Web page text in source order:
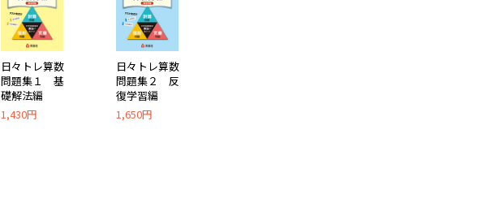
日々トレ算数
問題集１ 基
礎解法編
1,430円
日々トレ算数
問題集２ 反
復学習編
1,650円